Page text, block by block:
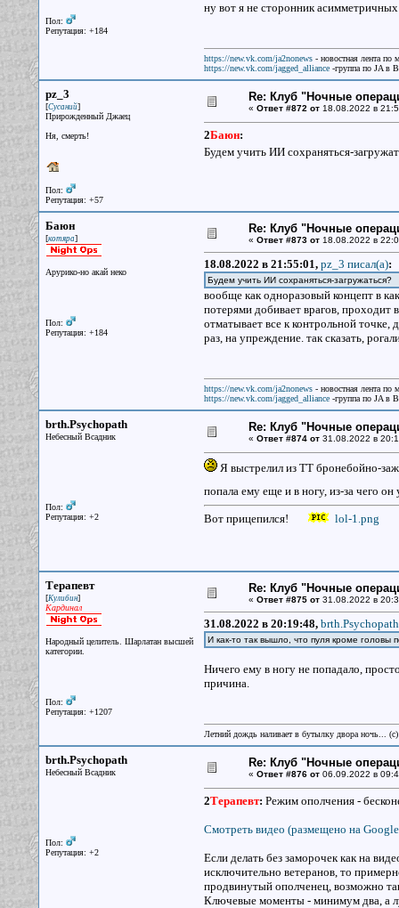
Пол:
Репутация: +184
ну вот я не сторонник асимметричных
https://new.vk.com/ja2nonews- новостная лента по
https://new.vk.com/jagged_alliance-группа по JA в
pz_3
[Сусаний]
Прирожденный Джаец
Ня, смерть!
Пол:
Репутация: +57
Re: Клуб "Ночные
« Ответ #872 от18.08.2022 в
2Баюн:
Будем учить ИИ сохраняться-
Баюн
[котяра]
Арурико-но акай неко
Пол:
Репутация: +184
Re: Клуб "Ночные
« Ответ #873 от18.08.2022 в
18.08.2022 в 21:55:01, pz_3 писал(a):
Будем учить ИИ сохраняться-загружаться?
вообще как одноразовый концепт в
потерями добивает врагов, проходит
отматывает все к контрольной
раз, на упреждение. так сказать,
https://new.vk.com/ja2nonews- новостная лента по
https://new.vk.com/jagged_alliance-группа по JA в
brth.Psychopath
Небесный Всадник
Пол:
Репутация: +2
Re: Клуб "Ночные
« Ответ #874 от31.08.2022 в
Я выстрелил из ТТ бронебойно-
попала ему еще и в ногу, из-за чего
Вот прицепился! lol-1.png
Терапевт
[Кулибин]
Кардинал
Народный целитель. Шарлатан высшей
категории.
Пол:
Репутация: +1207
Re: Клуб "Ночные
« Ответ #875 от31.08.2022 в
31.08.2022 в 20:19:48,
И как-то так вышло, что пуля кроме головы
Ничего ему в ногу не попадало,
причина.
Летний дождь наливает в бутылку двора ночь...
brth.Psychopath
Небесный Всадник
Пол:
Репутация: +2
Re: Клуб "Ночные
« Ответ #876 от06.09.2022 в
2Терапевт: Режим ополчения -
Смотреть видео (размещено на
Если делать без заморочек как на
исключительно ветеранов, то
продвинутый ополченец, возможно
Ключевые моменты - минимум два, а